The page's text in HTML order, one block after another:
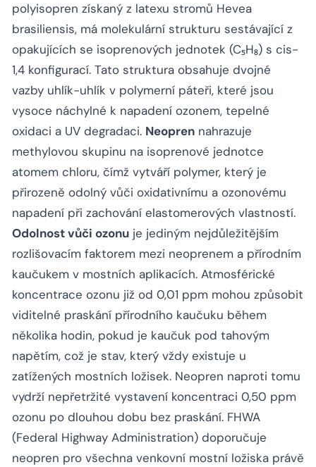
polyisopren získaný z latexu stromů Hevea
brasiliensis, má molekulární strukturu sestávající z
opakujících se isoprenových jednotek (C₅H₈) s cis-
1,4 konfigurací. Tato struktura obsahuje dvojné
vazby uhlík-uhlík v polymerní páteři, které jsou
vysoce náchylné k napadení ozonem, tepelné
oxidaci a UV degradaci. Neopren nahrazuje
methylovou skupinu na isoprenové jednotce
atomem chloru, čímž vytváří polymer, který je
přirozeně odolný vůči oxidativnímu a ozonovému
napadení při zachování elastomerových vlastností.
Odolnost vůči ozonu je jediným nejdůležitějším
rozlišovacím faktorem mezi neoprenem a přírodním
kaučukem v mostních aplikacích. Atmosférické
koncentrace ozonu již od 0,01 ppm mohou způsobit
viditelné praskání přírodního kaučuku během
několika hodin, pokud je kaučuk pod tahovým
napětím, což je stav, který vždy existuje u
zatížených mostních ložisek. Neopren naproti tomu
vydrží nepřetržité vystavení koncentraci 0,50 ppm
ozonu po dlouhou dobu bez praskání. FHWA
(Federal Highway Administration) doporučuje
neopren pro všechna venkovní mostní ložiska právě